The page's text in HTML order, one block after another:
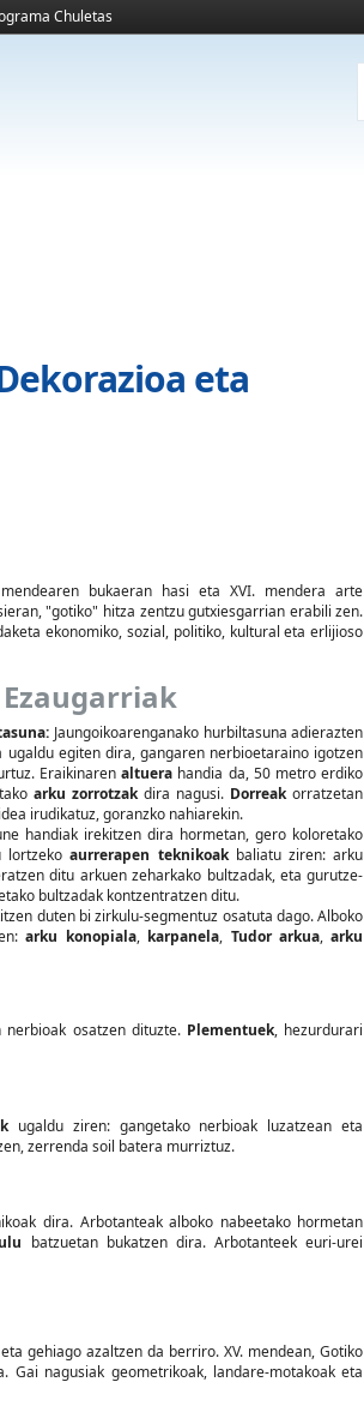
Chuletas
eta
bukaeran hasi eta XVI. mendera arte
"gotiko" hitza zentzu gutxiesgarrian erabili zen.
ekonomiko, sozial, politiko, kultural eta erlijioso
Jaungoikoarenganako hurbiltasuna adierazten
egiten dira, gangaren nerbioetaraino igotzen
Eraikinarenaltuera handia da, 50 metro erdiko
arku zorrotzakdira nagusi. Dorreakorratzetan
irudikatuz, goranzko nahiarekin.
handiak irekitzen dira hormetan, gero koloretako
lortzekoaurrerapen teknikoakbaliatu ziren: arku
ditu arkuen zeharkako bultzadak, eta gurutze-
bultzadak kontzentratzen ditu.
duten bi zirkulu-segmentuz osatuta dago. Alboko
arku konopiala, karpanela, Tudor arkua,arku
osatzen dituzte. Plementuek, hezurdurari
ugaldu ziren: gangetako nerbioak luzatzean eta
zerrenda soil batera murriztuz.
dira. Arbotanteak alboko nabeetako hormetan
batzuetan bukatzen dira. Arbotanteek euri-urei
gehiago azaltzen da berriro. XV. mendean, Gotiko
Gai nagusiak geometrikoak, landare-motakoak eta